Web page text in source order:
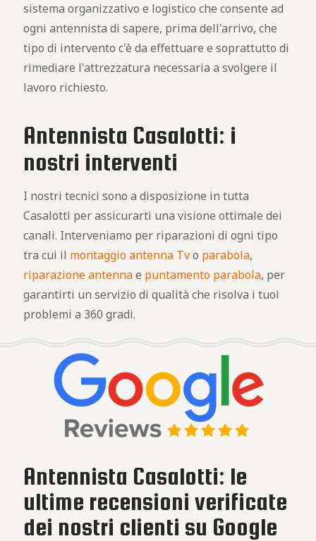
sistema organizzativo e logistico che consente ad
ogni antennista di sapere, prima dell'arrivo, che
tipo di intervento c'è da effettuare e soprattutto di
rimediare l'attrezzatura necessaria a svolgere il
lavoro richiesto.
Antennista Casalotti: i
nostri interventi
I nostri tecnici sono a disposizione in tutta
Casalotti per assicurarti una visione ottimale dei
canali. Interveniamo per riparazioni di ogni tipo
tra cui il montaggio antenna Tvo parabola,
riparazione antennae puntamento parabola, per
garantirti un servizio di qualità che risolva i tuoi
problemi a 360 gradi.
Antennista Casalotti: le
ultime recensioni verificate
dei nostri clienti su Google